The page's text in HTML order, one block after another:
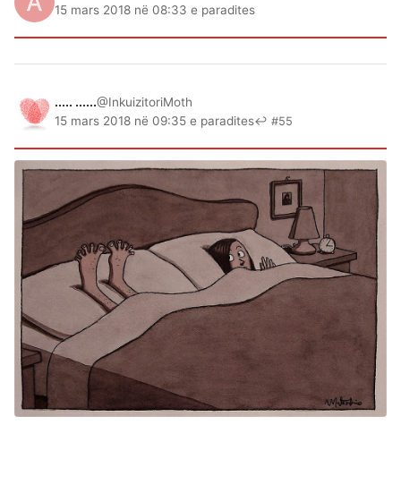
15 mars 2018 në 08:33 e paradites
..... ......@InkuizitoriMoth
15 mars 2018 në 09:35 e paradites↩ #55